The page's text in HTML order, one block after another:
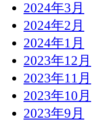
2024年3月
2024年2月
2024年1月
2023年12月
2023年11月
2023年10月
2023年9月